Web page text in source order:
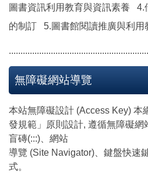
圖書資訊利用教育與資訊素養 4.
的制訂 5.圖書館閱讀推廣與利用
無障礙網站導覽
本站無障礙設計 (Access Key) 本
發規範」原則設計, 遵循無障礙
盲磚(:::)、網站
導覽 (Site Navigator)、鍵盤快速
式。